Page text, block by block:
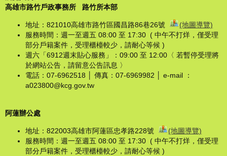
高雄市路竹戶政事務所
路竹所本部
地址：821010高雄市路竹區國昌路86巷26號
(地圖導覽)
服務時間：週一至週五 08:00 至 17:30 ( 中午不打烊，僅受理
部分戶籍案件，受理櫃檯較少，請耐心等候 )
週六「6912週末貼心服務」：09:00 至 12:00〈 若暫停受理將
於網站公告，請留意公告訊息 〉
電話：07-6962518 │ 傳真：07-6969982 │ e-mail ：
a023800@kcg.gov.tw
阿蓮辦公處
地址：822003高雄市阿蓮區忠孝路228號
(地圖導覽)
服務時間：週一至週五 08:00 至 17:30 ( 中午不打烊，僅受理
部分戶籍案件，受理櫃檯較少，請耐心等候 )